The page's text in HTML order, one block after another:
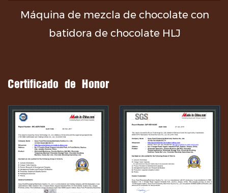
Máquina de mezcla de chocolate con
batidora de chocolate HLJ
Certificado de Honor